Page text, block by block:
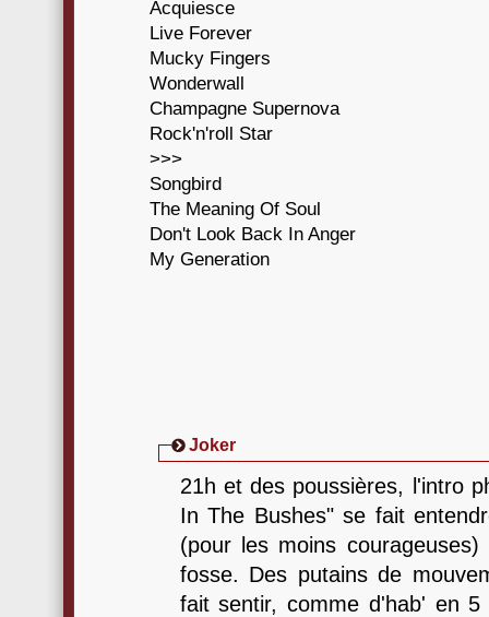
Acquiesce
Live Forever
Mucky Fingers
Wonderwall
Champagne Supernova
Rock'n'roll Star
>>>
Songbird
The Meaning Of Soul
Don't Look Back In Anger
My Generation
Joker
21h et des poussières, l'intro
In The Bushes" se fait
(pour les moins
fosse. Des putains de
fait sentir, comme d'hab' en